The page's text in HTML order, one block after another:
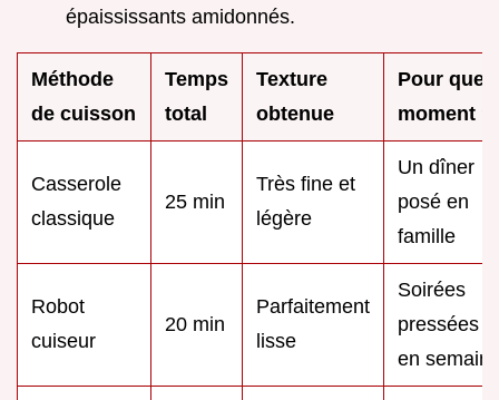
épaississants amidonnés.
Méthode
de cuisson
Temps
total
Texture
obtenue
Pour quel
moment ?
Casserole
classique
25 min
Très fine et
légère
Un dîner
posé en
famille
Robot
cuiseur
20 min
Parfaitement
lisse
Soirées
pressées
en